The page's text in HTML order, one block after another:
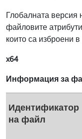
Глобалната версия
файловите
които са изброени
x64
Информация за
Идентификатор
на файл